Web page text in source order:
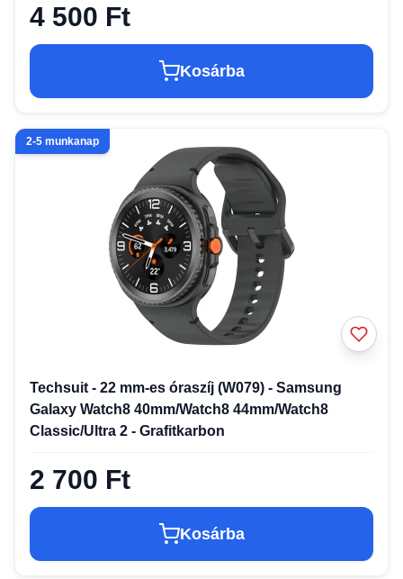
4 500 Ft
Kosárba
2-5 munkanap
Techsuit - 22 mm-es óraszíj (W079) - Samsung
Galaxy Watch8 40mm/Watch8 44mm/Watch8
Classic/Ultra 2 - Grafitkarbon
2 700 Ft
Kosárba